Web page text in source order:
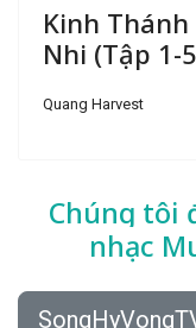
Kinh
Nhi (Tập 1-
Quang Harvest
Chúng tôi
nhạc